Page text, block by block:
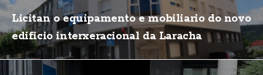
Licitan o equipamento e mobiliario do novo
edificio interxeracional da Laracha